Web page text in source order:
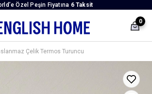
Özel Peşin Fiyatına 6 Taksit
0
Çelik Termos Turuncu